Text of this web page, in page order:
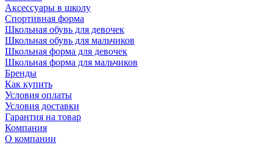
Аксессуары в школу
Спортивная форма
Школьная обувь для девочек
Школьная обувь для мальчиков
Школьная форма для девочек
Школьная форма для мальчиков
Бренды
Как купить
Условия оплаты
Условия доставки
Гарантия на товар
Компания
О компании